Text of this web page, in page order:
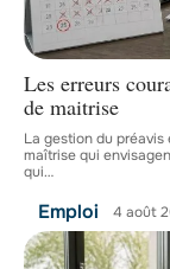
Les erreurs
de maitrise
La gestion du
maîtrise qui
qui…
Emploi 4 août